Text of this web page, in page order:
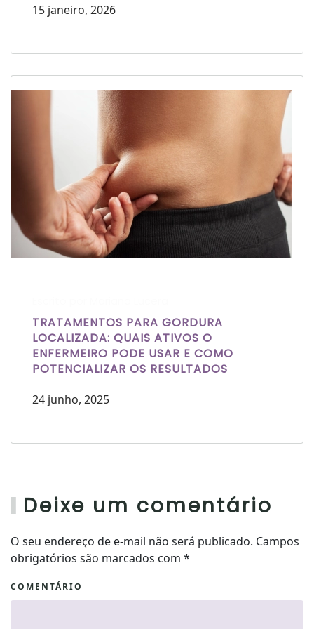
15 janeiro, 2026
TRATAMENTOS PARA GORDURA
LOCALIZADA: QUAIS ATIVOS O
ENFERMEIRO PODE USAR E COMO
POTENCIALIZAR OS RESULTADOS
24 junho, 2025
Deixe um comentário
O seu endereço de e-mail não será publicado. Campos
obrigatórios são marcados com *
COMENTÁRIO